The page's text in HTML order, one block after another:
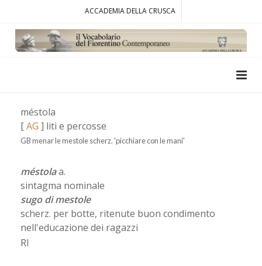
ACCADEMIA DELLA CRUSCA
méstola
[AG ] liti e percosse
GB menar le mestole scherz. 'picchiare con le mani'
méstolaa.
sintagma nominale
sugo di mestole
scherz. per botte, ritenute buon condimento
nell'educazione dei ragazzi
RI